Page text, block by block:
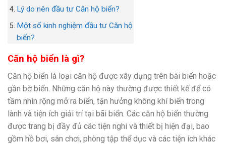
Lý do nên đầu tư Căn hộ biển?
Một số kinh nghiệm đầu tư Căn hộ
biển?
Căn hộ biển là gì?
Căn hộ biển là loại căn hộ được xây dựng trên bãi biển hoặc
gần bờ biển. Những căn hộ này thường được thiết kế để có
tầm nhìn rộng mở ra biển, tận hưởng không khí biển trong
lành và tiện ích giải trí tại bãi biển. Các căn hộ biển thường
được trang bị đầy đủ các tiện nghi và thiết bị hiện đại, bao
gồm hồ bơi, sân chơi, phòng tập thể dục và các tiện ích khác